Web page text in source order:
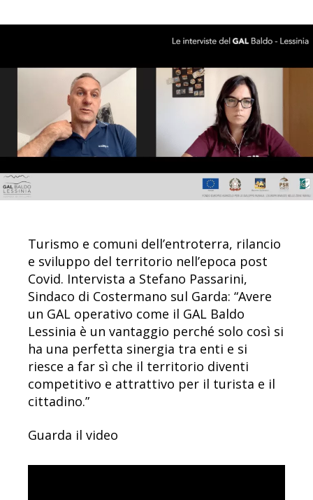
Turismo e comuni dell’entroterra, rilancio
e sviluppo del territorio nell’epoca post
Covid. Intervista a Stefano Passarini,
Sindaco di Costermano sul Garda: “Avere
un GAL operativo come il GAL Baldo
Lessinia è un vantaggio perché solo così si
ha una perfetta sinergia tra enti e si
riesce a far sì che il territorio diventi
competitivo e attrattivo per il turista e il
cittadino.”
Guarda il video